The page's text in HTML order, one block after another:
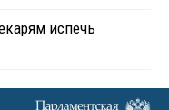
испечь